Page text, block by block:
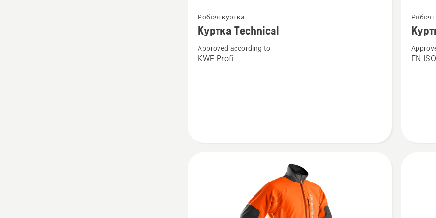
більше
деталей
про
Робочі куртки
Куртка Technical
Approved according to
KWF Profi
більше
деталей
про
Робочі
EN